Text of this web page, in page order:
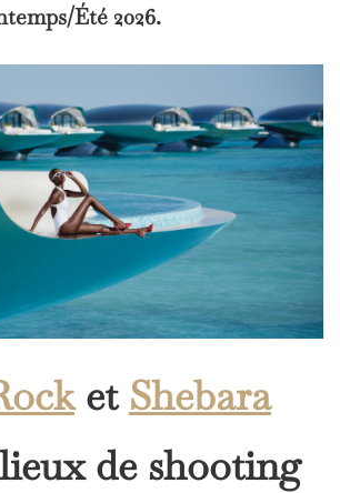
Été 2026.
et Shebara
de shooting